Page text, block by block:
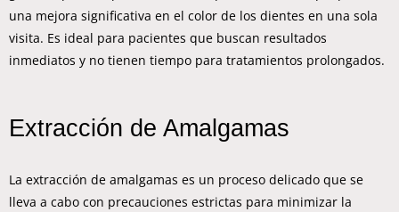
una mejora significativa en el color de los dientes en una sola
visita. Es ideal para pacientes que buscan resultados
inmediatos y no tienen tiempo para tratamientos prolongados.
Extracción de Amalgamas
La extracción de amalgamas es un proceso delicado que se
lleva a cabo con precauciones estrictas para minimizar la